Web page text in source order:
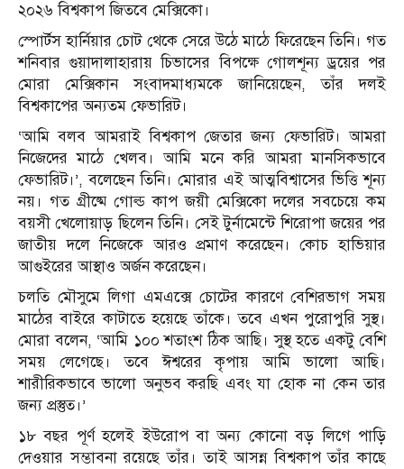
২০২৬ বিশ্বকাপ জিতবে মেক্সিকো।
স্পোর্টস হার্নিয়ার চোট থেকে সেরে উঠে মাঠে ফিরেছেন তিনি। গত
শনিবার গুয়াদালাহারায় চিভাসের বিপক্ষে গোলশূন্য ড্রয়ের পর
মোরা মেক্সিকান সংবাদমাধ্যমকে জানিয়েছেন, তাঁর দলই
বিশ্বকাপের অন্যতম ফেভারিট।
‘আমি বলব আমরাই বিশ্বকাপ জেতার জন্য ফেভারিট। আমরা
নিজেদের মাঠে খেলব। আমি মনে করি আমরা মানসিকভাবে
ফেভারিট।’, বলেছেন তিনি। মোরার এই আত্মবিশ্বাসের ভিত্তি শূন্য
নয়। গত গ্রীষ্মে গোল্ড কাপ জয়ী মেক্সিকো দলের সবচেয়ে কম
বয়সী খেলোয়াড় ছিলেন তিনি। সেই টুর্নামেন্টে শিরোপা জয়ের পর
জাতীয় দলে নিজেকে আরও প্রমাণ করেছেন। কোচ হাভিয়ার
আগুইরের আস্থাও অর্জন করেছেন।
চলতি মৌসুমে লিগা এমএক্সে চোটের কারণে বেশিরভাগ সময়
মাঠের বাইরে কাটাতে হয়েছে তাঁকে। তবে এখন পুরোপুরি সুস্থ।
মোরা বলেন, ‘আমি ১০০ শতাংশ ঠিক আছি। সুস্থ হতে একটু বেশি
সময় লেগেছে। তবে ঈশ্বরের কৃপায় আমি ভালো আছি।
শারীরিকভাবে ভালো অনুভব করছি এবং যা হোক না কেন তার
জন্য প্রস্তুত।’
১৮ বছর পূর্ণ হলেই ইউরোপ বা অন্য কোনো বড় লিগে পাড়ি
দেওয়ার সম্ভাবনা রয়েছে তাঁর। তাই আসন্ন বিশ্বকাপ তাঁর কাছে